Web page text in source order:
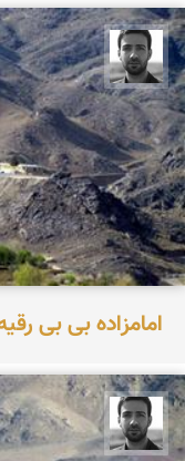
مجتبی ملانظر
امامزاده بی بی
مجتبی ملانظر